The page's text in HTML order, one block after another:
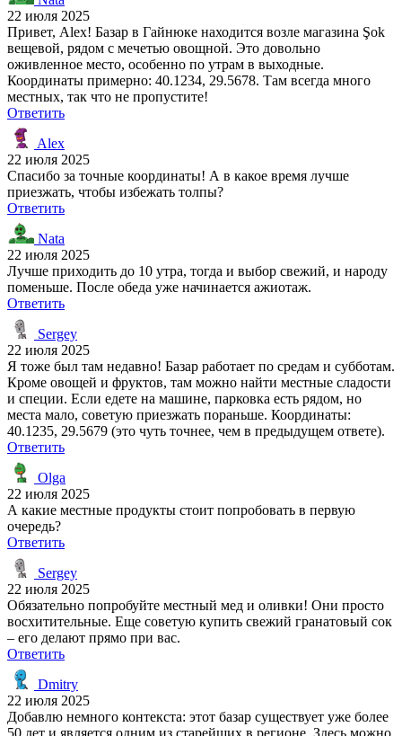
22 июля 2025
Привет, Alex! Базар в Гайнюке находится возле магазина Şok
вещевой, рядом с мечетью овощной. Это довольно
оживленное место, особенно по утрам в выходные.
Координаты примерно: 40.1234, 29.5678. Там всегда много
местных, так что не пропустите!
Ответить
Alex
22 июля 2025
Спасибо за точные координаты! А в какое время лучше
приезжать, чтобы избежать толпы?
Ответить
Nata
22 июля 2025
Лучше приходить до 10 утра, тогда и выбор свежий, и народу
поменьше. После обеда уже начинается ажиотаж.
Ответить
Sergey
22 июля 2025
Я тоже был там недавно! Базар работает по средам и субботам.
Кроме овощей и фруктов, там можно найти местные сладости
и специи. Если едете на машине, парковка есть рядом, но
места мало, советую приезжать пораньше. Координаты:
40.1235, 29.5679 (это чуть точнее, чем в предыдущем ответе).
Ответить
Olga
22 июля 2025
А какие местные продукты стоит попробовать в первую
очередь?
Ответить
Sergey
22 июля 2025
Обязательно попробуйте местный мед и оливки! Они просто
восхитительные. Еще советую купить свежий гранатовый сок
– его делают прямо при вас.
Ответить
Dmitry
22 июля 2025
Добавлю немного контекста: этот базар существует уже более
50 лет и является одним из старейших в регионе. Здесь можно